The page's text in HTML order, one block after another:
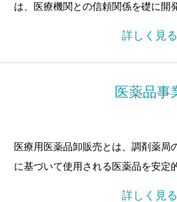
は、医療機関との信頼関係を礎に開
詳しく見る
医薬品事
医療用医薬品卸販売とは、調剤薬局
に基づいて使用される医薬品を安定
詳しく見る